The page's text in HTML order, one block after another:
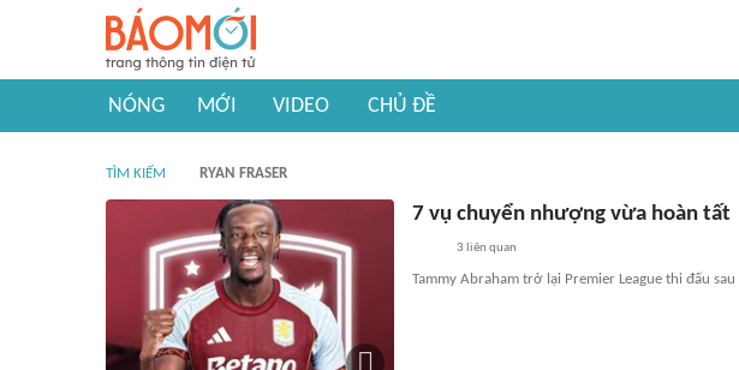
NÓNG MỚI VIDEO CHỦ ĐỀ
TÌM KIẾM RYAN FRASER
7 vụ chuyển nhượng vừa hoàn tất
3 liên quan
Tammy Abraham trở lại Premier League thi đấu